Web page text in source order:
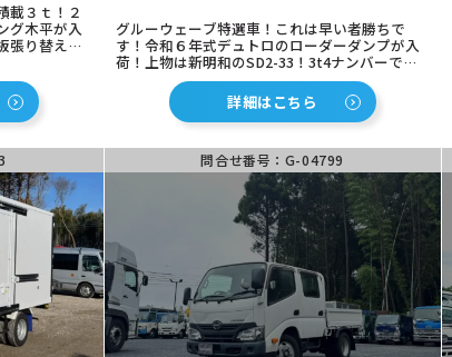
載３ｔ！２
グ木平が入
張り替え済
０装着済
コスパ最
グルーウェーブ特選車！これは早い者勝ちで
す！令和６年式デュトロのローダーダンプが入
荷！上物は新明和のSD2-33！3t4ナンバーで沢
山積めるのに経済的！全低床で積み降ろし
楽々！車検たっぷりで名義変更のみでお使いい
ただけます！150馬力のマニュアル6速！低走行
でまだまだこれからの１台！
詳細はこちら
問合せ番号：G-04799